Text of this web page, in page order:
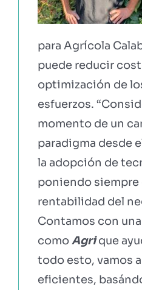
para Agrícola
puede reducir
optimización de
esfuerzos.
momento de un
paradigma desde
la adopción de
poniendo siempre
rentabilidad del
Contamos con
comoAgrique
todo esto, vamos
eficientes,